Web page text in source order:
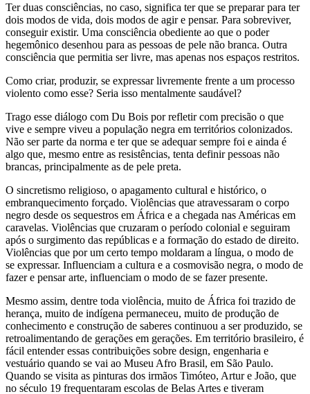
Ter duas consciências, no caso, significa ter que se preparar para ter
dois modos de vida, dois modos de agir e pensar. Para sobreviver,
conseguir existir. Uma consciência obediente ao que o poder
hegemônico desenhou para as pessoas de pele não branca. Outra
consciência que permitia ser livre, mas apenas nos espaços restritos.
Como criar, produzir, se expressar livremente frente a um processo
violento como esse? Seria isso mentalmente saudável?
Trago esse diálogo com Du Bois por refletir com precisão o que
vive e sempre viveu a população negra em territórios colonizados.
Não ser parte da norma e ter que se adequar sempre foi e ainda é
algo que, mesmo entre as resistências, tenta definir pessoas não
brancas, principalmente as de pele preta.
O sincretismo religioso, o apagamento cultural e histórico, o
embranquecimento forçado. Violências que atravessaram o corpo
negro desde os sequestros em África e a chegada nas Américas em
caravelas. Violências que cruzaram o período colonial e seguiram
após o surgimento das repúblicas e a formação do estado de direito.
Violências que por um certo tempo moldaram a língua, o modo de
se expressar. Influenciam a cultura e a cosmovisão negra, o modo de
fazer e pensar arte, influenciam o modo de se fazer presente.
Mesmo assim, dentre toda violência, muito de África foi trazido de
herança, muito de indígena permaneceu, muito de produção de
conhecimento e construção de saberes continuou a ser produzido, se
retroalimentando de gerações em gerações. Em território brasileiro, é
fácil entender essas contribuições sobre design, engenharia e
vestuário quando se vai ao Museu Afro Brasil, em São Paulo.
Quando se visita as pinturas dos irmãos Timóteo, Artur e João, que
no século 19 frequentaram escolas de Belas Artes e tiveram